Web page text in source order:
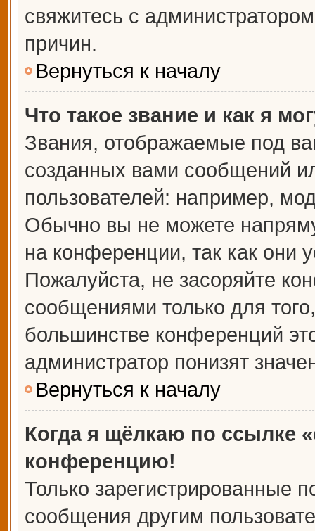
свяжитесь с
причин.
Вернуться к началу
Что такое звание и как я
Звания, отображаемые под
созданных вами сообщений
пользователей: например,
Обычно вы не можете
на конференции, так как они
Пожалуйста, не засоряйте
сообщениями только для
большинстве конференций
администратор понизят
Вернуться к началу
Когда я щёлкаю по ссылке
конференцию!
Только зарегистрированные
сообщения другим